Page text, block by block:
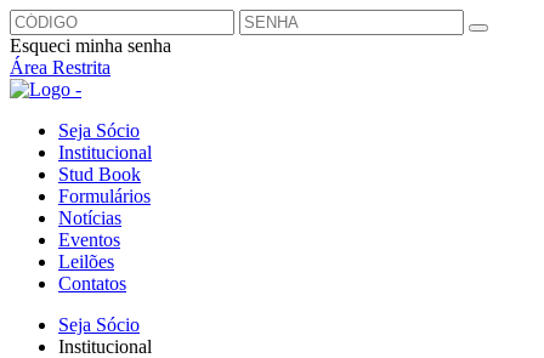
Esqueci minha senha
Área Restrita
Seja Sócio
Institucional
Stud Book
Formulários
Notícias
Eventos
Leilões
Contatos
Seja Sócio
Institucional